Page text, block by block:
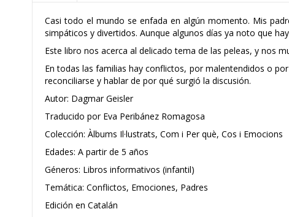
Casi todo el mundo se enfada en algún momento. Mis
simpáticos y divertidos. Aunque algunos días ya noto que
Este libro nos acerca al delicado tema de las peleas, y nos
En todas las familias hay conflictos, por malentendidos o
reconciliarse y hablar de por qué surgió la discusión.
Autor: Dagmar Geisler
Traducido por Eva Peribánez Romagosa
Colección: Àlbums Il·lustrats, Com i Per què, Cos i Emocions
Edades: A partir de 5 años
Géneros: Libros informativos (infantil)
Temática: Conflictos, Emociones, Padres
Edición en Catalán